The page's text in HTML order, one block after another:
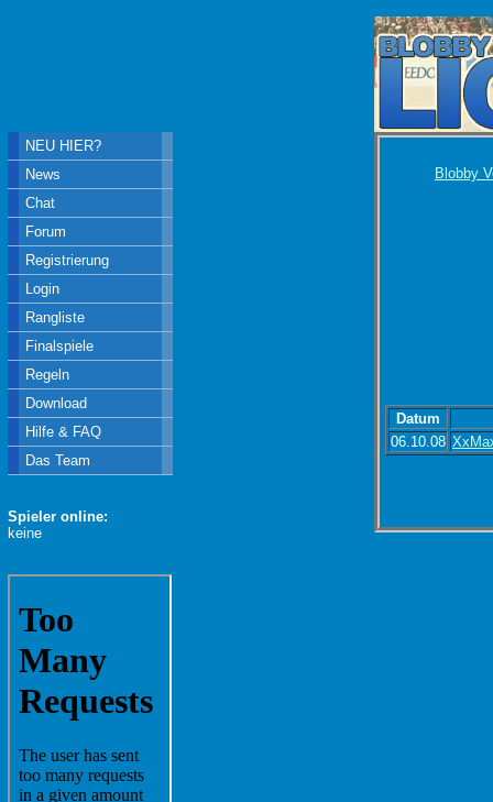
Blobby
Datum
06.10.08
NEU HIER?
News
Chat
Forum
Registrierung
Login
Rangliste
Finalspiele
Regeln
Download
Hilfe & FAQ
Das Team
Spieler online:
keine